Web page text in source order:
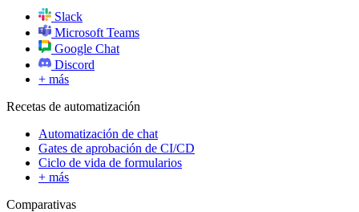
Slack
Microsoft Teams
Google Chat
Discord
+ más
Recetas de automatización
Automatización de chat
Gates de aprobación de CI/CD
Ciclo de vida de formularios
+ más
Comparativas